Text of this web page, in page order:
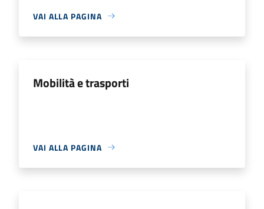
VAI ALLA PAGINA
Mobilità e trasporti
VAI ALLA PAGINA